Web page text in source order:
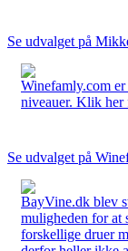
Se udvalget på
Winefamly.com
niveauer. Klik her
Se udvalget på
BayVine.dk blev
muligheden for at
forskellige druer